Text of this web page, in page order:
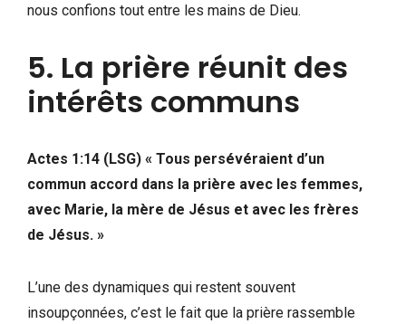
nous confions tout entre les mains de Dieu.
5. La prière réunit des
intérêts communs
Actes 1:14 (LSG) « Tous persévéraient d’un
commun accord dans la prière avec les femmes,
avec Marie, la mère de Jésus et avec les frères
de Jésus. »
L’une des dynamiques qui restent souvent
insoupçonnées, c’est le fait que la prière rassemble